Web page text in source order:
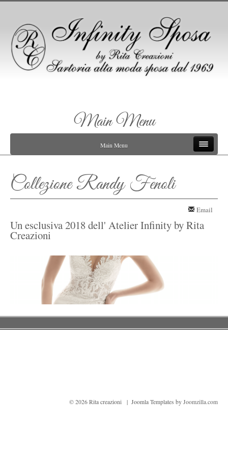
Main Menu
Main Menu
Collezione Randy Fenoli
Email
Un esclusiva 2018 dell' Atelier Infinity by Rita
Creazioni
© 2026 Rita creazioni | Joomla Templates by Joomzilla.com